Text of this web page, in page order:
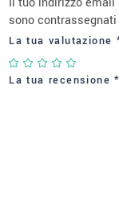
sono
La tua valutazione
La tua recensione*